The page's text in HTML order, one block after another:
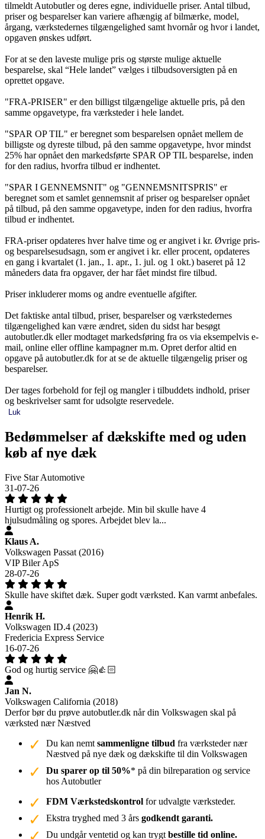
tilmeldt Autobutler og deres egne, individuelle priser. Antal tilbud,
priser og besparelser kan variere afhængig af bilmærke, model,
årgang, værkstedernes tilgængelighed samt hvornår og hvor i landet,
opgaven ønskes udført.
For at se den laveste mulige pris og største mulige aktuelle
besparelse, skal “Hele landet” vælges i tilbudsoversigten på en
oprettet opgave.
"FRA-PRISER" er den billigst tilgængelige aktuelle pris, på den
samme opgavetype, fra værksteder i hele landet.
"SPAR OP TIL" er beregnet som besparelsen opnået mellem de
billigste og dyreste tilbud, på den samme opgavetype, hvor mindst
25% har opnået den markedsførte SPAR OP TIL besparelse, inden
for den radius, hvorfra tilbud er indhentet.
"SPAR I GENNEMSNIT" og "GENNEMSNITSPRIS" er
beregnet som et samlet gennemsnit af priser og besparelser opnået
på tilbud, på den samme opgavetype, inden for den radius, hvorfra
tilbud er indhentet.
FRA-priser opdateres hver halve time og er angivet i kr. Øvrige pris-
og besparelsesudsagn, som er angivet i kr. eller procent, opdateres
en gang i kvartalet (1. jan., 1. apr., 1. jul. og 1 okt.) baseret på 12
måneders data fra opgaver, der har fået mindst fire tilbud.
Priser inkluderer moms og andre eventuelle afgifter.
Det faktiske antal tilbud, priser, besparelser og værkstedernes
tilgængelighed kan være ændret, siden du sidst har besøgt
autobutler.dk eller modtaget markedsføring fra os via eksempelvis e-
mail, online eller offline kampagner m.m. Opret derfor altid en
opgave på autobutler.dk for at se de aktuelle tilgængelig priser og
besparelser.
Der tages forbehold for fejl og mangler i tilbuddets indhold, priser
og beskrivelser samt for udsolgte reservedele.
Luk
Bedømmelser af dækskifte med og uden
køb af nye dæk
Five Star Automotive
31-07-26
Hurtigt og professionelt arbejde. Min bil skulle have 4
hjulsudmåling og spores. Arbejdet blev la...
Klaus A.
Volkswagen Passat (2016)
VIP Biler ApS
28-07-26
Skulle have skiftet dæk. Super godt værksted. Kan varmt anbefales.
Henrik H.
Volkswagen ID.4 (2023)
Fredericia Express Service
16-07-26
God og hurtig service 🤗👍🏻
Jan N.
Volkswagen California (2018)
Derfor bør du prøve autobutler.dk når din Volkswagen skal på
værksted nær Næstved
Du kan nemtsammenligne tilbud fra værksteder nær
Næstved på nye dæk og dækskifte til din Volkswagen
Du sparer op til 50%* på din bilreparation og service
hos Autobutler
FDM Værkstedskontrol for udvalgte værksteder.
Ekstra tryghed med 3 års godkendt garanti.
Du undgår ventetid og kan trygtbestille tid online.